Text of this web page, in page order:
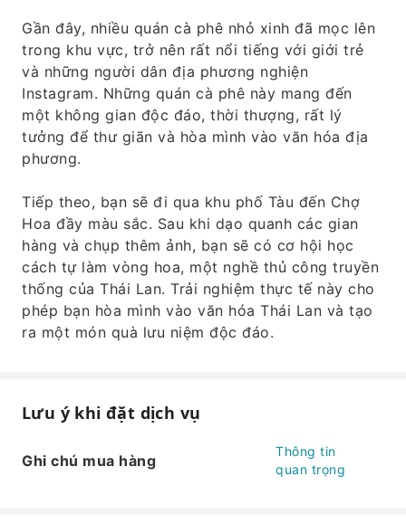
độc đáo.
Gần đây, nhiều quán cà phê nhỏ xinh đã mọc lên
trong khu vực, trở nên rất nổi tiếng với giới trẻ
và những người dân địa phương nghiện
Instagram. Những quán cà phê này mang đến
một không gian độc đáo, thời thượng, rất lý
tưởng để thư giãn và hòa mình vào văn hóa địa
phương.
Tiếp theo, bạn sẽ đi qua khu phố Tàu đến Chợ
Hoa đầy màu sắc. Sau khi dạo quanh các gian
hàng và chụp thêm ảnh, bạn sẽ có cơ hội học
cách tự làm vòng hoa, một nghề thủ công truyền
thống của Thái Lan. Trải nghiệm thực tế này cho
phép bạn hòa mình vào văn hóa Thái Lan và tạo
ra một món quà lưu niệm độc đáo.
Lưu ý khi đặt dịch vụ
Ghi chú mua hàng
Thông tin
quan trọng